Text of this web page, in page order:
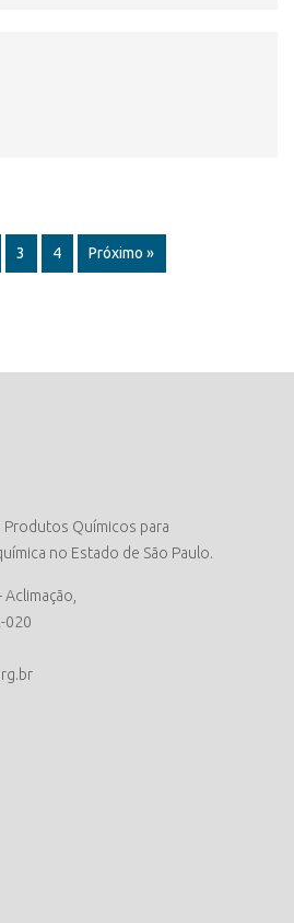
3 4 Próximo »
Produtos Químicos para
no Estado de São Paulo.
020